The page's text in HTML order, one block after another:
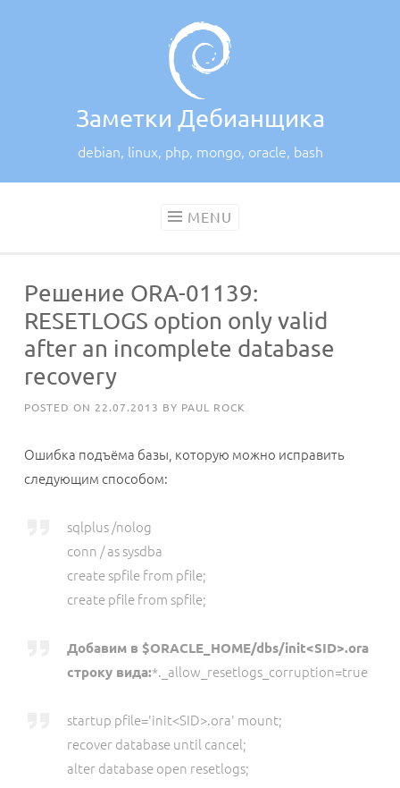
Заметки Дебианщика
debian, linux, php, mongo, oracle, bash
MENU
Решение ORA-01139:
RESETLOGS option only valid
after an incomplete database
recovery
POSTED ON 22.07.2013 BY PAUL ROCK
Ошибка подъёма базы, которую можно исправить
следующим способом:
sqlplus /nolog
conn / as sysdba
create spfile from pfile;
create pfile from spfile;
Добавим в $ORACLE_HOME/dbs/init<SID>.ora
строку вида:*._allow_resetlogs_corruption=true
startup pfile='init<SID>.ora' mount;
recover database until cancel;
alter database open resetlogs;